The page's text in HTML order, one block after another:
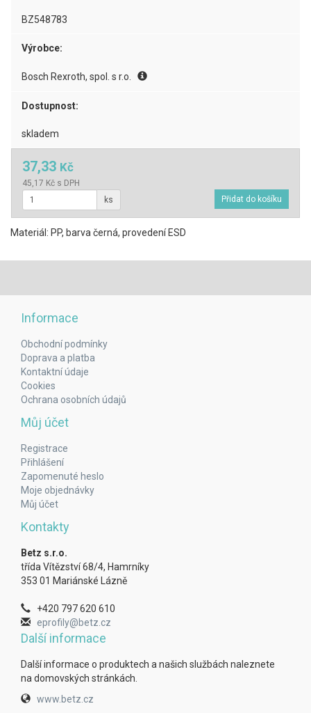
BZ548783
Výrobce:
Bosch Rexroth, spol. s r.o.
Dostupnost:
skladem
37,33 Kč
45,17 Kč s DPH
ks
Materiál: PP, barva černá, provedení ESD
Informace
Obchodní podmínky
Doprava a platba
Kontaktní údaje
Cookies
Ochrana osobních údajů
Můj účet
Registrace
Přihlášení
Zapomenuté heslo
Moje objednávky
Můj účet
Kontakty
Betz s.r.o.
třída Vítězství 68/4, Hamrníky
353 01 Mariánské Lázně
+420 797 620 610
eprofily@betz.cz
Další informace
Další informace o produktech a našich službách naleznete
na domovských stránkách.
www.betz.cz